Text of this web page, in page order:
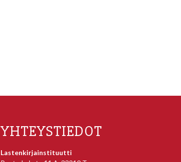
YHTEYSTIEDOT
Lastenkirjainstituutti